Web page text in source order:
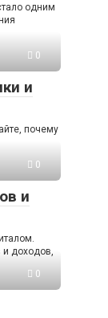
одним
0
и
почему
0
и
доходов,
0